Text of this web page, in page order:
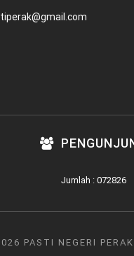
Jumlah : 072826
PASTI NEGERI